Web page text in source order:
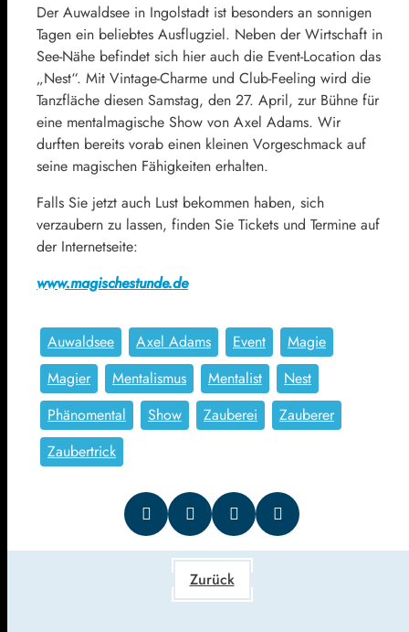
Der Auwaldsee in Ingolstadt ist besonders an sonnigen
Tagen ein beliebtes Ausflugziel. Neben der Wirtschaft in
See-Nähe befindet sich hier auch die Event-Location das
„Nest“. Mit Vintage-Charme und Club-Feeling wird die
Tanzfläche diesen Samstag, den 27. April, zur Bühne für
eine mentalmagische Show von Axel Adams. Wir
durften bereits vorab einen kleinen Vorgeschmack auf
seine magischen Fähigkeiten erhalten.
Falls Sie jetzt auch Lust bekommen haben, sich
verzaubern zu lassen, finden Sie Tickets und Termine auf
der Internetseite:
www.magischestunde.de
Auwaldsee Axel Adams Event
Magie
Magier
Mentalismus Mentalist
Nest
Phänomental
Show Zauberei
Zauberer
Zaubertrick
Zurück